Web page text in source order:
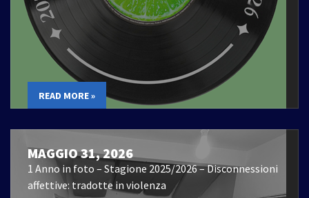
READ MORE »
MAGGIO 31, 2026
1 Anno in foto – Stagione 2025/2026 – Disconnessioni
affettive: tradotte in violenza